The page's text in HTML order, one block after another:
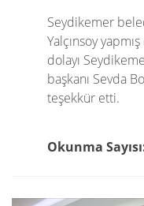
Seydikemer
Yalçınsoy
dolayı
başkanı Sevda
teşekkür etti.
Okunma